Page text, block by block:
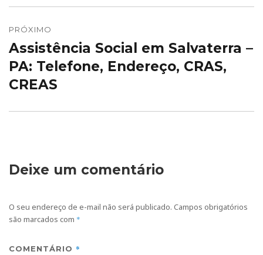
PRÓXIMO
Próximo
post:
Assistência Social em Salvaterra –
PA: Telefone, Endereço, CRAS,
CREAS
Deixe um comentário
O seu endereço de e-mail não será publicado. Campos obrigatórios
são marcados com *
COMENTÁRIO *